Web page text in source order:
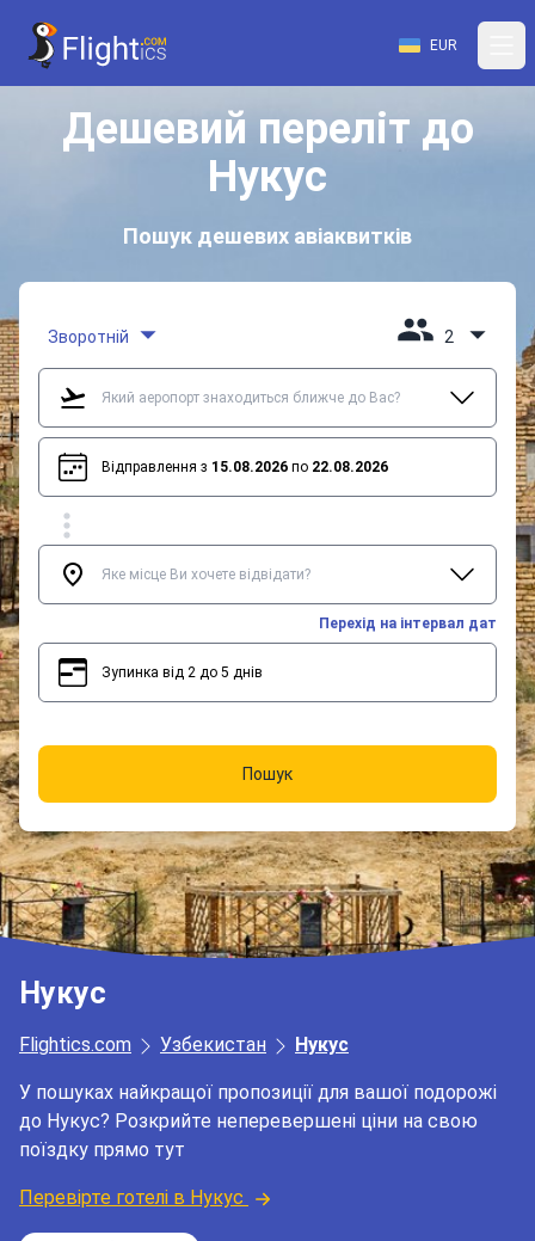
EUR
Дешевий переліт до
Нукус
Пошук дешевих авіаквитків
Зворотній 2
Відправлення з 15.08.2026 по 22.08.2026
Перехід на інтервал дат
Зупинка від 2 до 5 днів
Пошук
Нукус
Flightics.com Узбекистан Нукус
У пошуках найкращої пропозиції для вашої подорожі
до Нукус? Розкрийте неперевершені ціни на свою
поїздку прямо тут
Перевірте готелі в Нукус